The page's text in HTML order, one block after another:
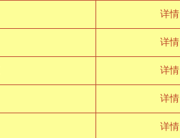
详情
详情
详情
详情
详情